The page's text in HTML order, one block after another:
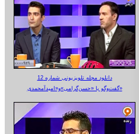
دانلود مجله تلویزیونی شماره 12
گفت‌وگو با «حسن‌گرامی»و«امیدآمحمدی»